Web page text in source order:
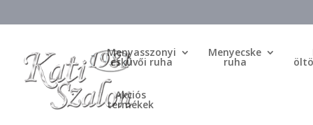
Menyasszonyi
esküvői ruha
Menyecske
ruha
Akciós
termékek